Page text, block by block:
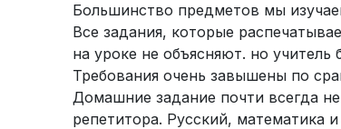
Большинство предметов мы
Все задания, которые
на уроке не объясняют. но
Требования очень завышены по
Домашние задание почти всегда
репетитора. Русский,